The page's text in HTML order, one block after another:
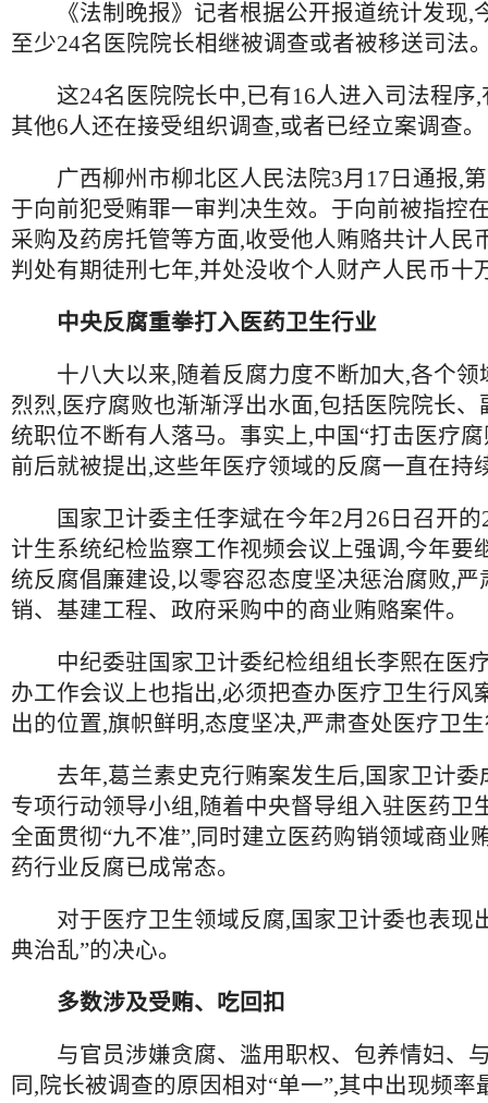
《法制晚报》记者根据公开报道统计发现,
至少24名医院院长相继被调查或者被移送司法
这24名医院院长中,已有16人进入司法程序,
其他6人还在接受组织调查,或者已经立案调查。
广西柳州市柳北区人民法院3月17日通报,第
于向前犯受贿罪一审判决生效。于向前被指控
采购及药房托管等方面,收受他人贿赂共计人民
判处有期徒刑七年,并处没收个人财产人民币十
中央反腐重拳打入医药卫生行业
十八大以来,随着反腐力度不断加大,各个领
烈烈,医疗腐败也渐渐浮出水面,包括医院院长、
统职位不断有人落马。事实上,中国“打击医疗腐
前后就被提出,这些年医疗领域的反腐一直在持
国家卫计委主任李斌在今年2月26日召开的
计生系统纪检监察工作视频会议上强调,今年要
统反腐倡廉建设,以零容忍态度坚决惩治腐败,严
销、基建工程、政府采购中的商业贿赂案件。
中纪委驻国家卫计委纪检组组长李熙在医
办工作会议上也指出,必须把查办医疗卫生行风
出的位置,旗帜鲜明,态度坚决,严肃查处医疗卫
去年,葛兰素史克行贿案发生后,国家卫计委
专项行动领导小组,随着中央督导组入驻医药卫
全面贯彻“九不准”,同时建立医药购销领域商业
药行业反腐已成常态。
对于医疗卫生领域反腐,国家卫计委也表现
典治乱”的决心。
多数涉及受贿、吃回扣
与官员涉嫌贪腐、滥用职权、包养情妇、
同,院长被调查的原因相对“单一”,其中出现频率